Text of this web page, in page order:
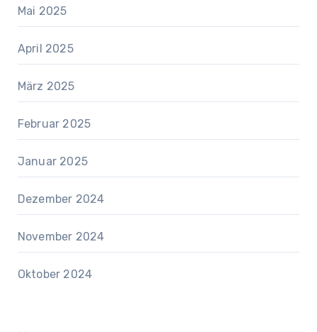
Mai 2025
April 2025
März 2025
Februar 2025
Januar 2025
Dezember 2024
November 2024
Oktober 2024